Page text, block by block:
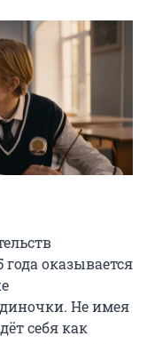
оказывается
Не имея
себя как